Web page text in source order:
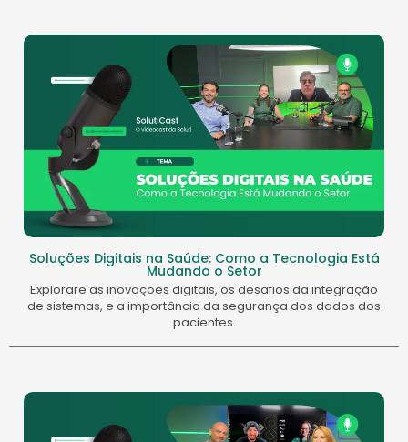
Soluções Digitais na Saúde: Como a Tecnologia Está
Mudando o Setor
Explorare as inovações digitais, os desafios da integração
de sistemas, e a importância da segurança dos dados dos
pacientes.